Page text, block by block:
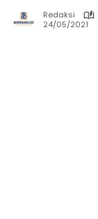
Redaksi
24/05/2021